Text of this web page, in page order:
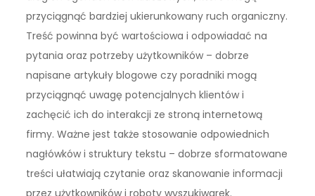
przyciągnąć bardziej ukierunkowany ruch organiczny.
Treść powinna być wartościowa i odpowiadać na
pytania oraz potrzeby użytkowników – dobrze
napisane artykuły blogowe czy poradniki mogą
przyciągnąć uwagę potencjalnych klientów i
zachęcić ich do interakcji ze stroną internetową
firmy. Ważne jest także stosowanie odpowiednich
nagłówków i struktury tekstu – dobrze sformatowane
treści ułatwiają czytanie oraz skanowanie informacji
przez użytkowników i roboty wyszukiwarek.